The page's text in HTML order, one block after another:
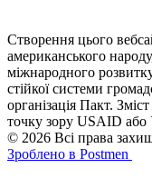
Створення цього
американського
міжнародного
стійкої системи
організація Пакт.
точку зору USAID
© 2026 Всі права
Зроблено в Postmen